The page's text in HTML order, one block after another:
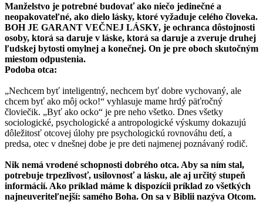
Manželstvo je potrebné budovať ako niečo jedinečné a
neopakovateľné, ako dielo lásky, ktoré vyžaduje celého človeka.
BOH JE GARANT VEČNEJ LÁSKY, je ochranca dôstojnosti
osoby, ktorá sa daruje v láske, ktorá sa daruje a zveruje druhej
ľudskej bytosti omylnej a konečnej. On je pre oboch skutočným
miestom odpustenia.
Podoba otca:
„Nechcem byť inteligentný, nechcem byť dobre vychovaný, ale
chcem byť ako môj ocko!“ vyhlasuje mame hrdý päťročný
človiečik. „Byť ako ocko“ je pre neho všetko. Dnes všetky
sociologické, psychologické a antropologické výskumy dokazujú
dôležitosť otcovej úlohy pre psychologickú rovnováhu detí, a
predsa, otec v dnešnej dobe je pre deti najmenej poznávaný rodič.
Nik nemá vrodené schopnosti dobrého otca. Aby sa ním stal,
potrebuje trpezlivosť, usilovnosť a lásku, ale aj určitý stupeň
informácií. Ako príklad máme k dispozícii príklad zo všetkých
najneuveriteľnejší: samého Boha. On sa v Biblii nazýva Otcom.